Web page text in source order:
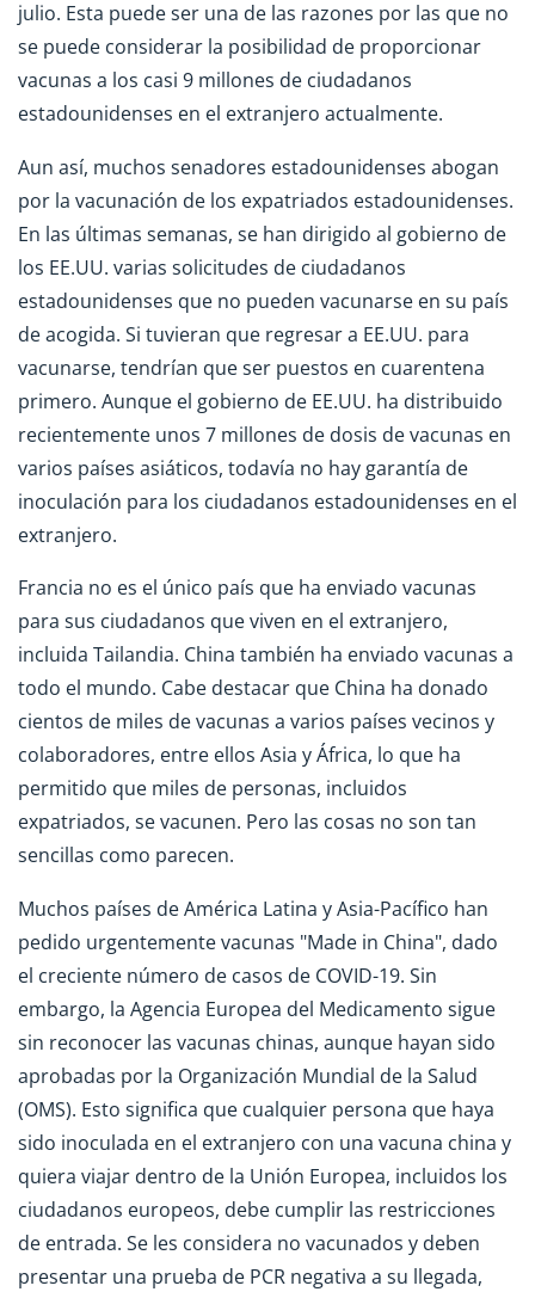
julio. Esta puede ser una de las razones por las que no
se puede considerar la posibilidad de proporcionar
vacunas a los casi 9 millones de ciudadanos
estadounidenses en el extranjero actualmente.
Aun así, muchos senadores estadounidenses abogan
por la vacunación de los expatriados estadounidenses.
En las últimas semanas, se han dirigido al gobierno de
los EE.UU. varias solicitudes de ciudadanos
estadounidenses que no pueden vacunarse en su país
de acogida. Si tuvieran que regresar a EE.UU. para
vacunarse, tendrían que ser puestos en cuarentena
primero. Aunque el gobierno de EE.UU. ha distribuido
recientemente unos 7 millones de dosis de vacunas en
varios países asiáticos, todavía no hay garantía de
inoculación para los ciudadanos estadounidenses en el
extranjero.
Francia no es el único país que ha enviado vacunas
para sus ciudadanos que viven en el extranjero,
incluida Tailandia. China también ha enviado vacunas a
todo el mundo. Cabe destacar que China ha donado
cientos de miles de vacunas a varios países vecinos y
colaboradores, entre ellos Asia y África, lo que ha
permitido que miles de personas, incluidos
expatriados, se vacunen. Pero las cosas no son tan
sencillas como parecen.
Muchos países de América Latina y Asia-Pacífico han
pedido urgentemente vacunas "Made in China", dado
el creciente número de casos de COVID-19. Sin
embargo, la Agencia Europea del Medicamento sigue
sin reconocer las vacunas chinas, aunque hayan sido
aprobadas por la Organización Mundial de la Salud
(OMS). Esto significa que cualquier persona que haya
sido inoculada en el extranjero con una vacuna china y
quiera viajar dentro de la Unión Europea, incluidos los
ciudadanos europeos, debe cumplir las restricciones
de entrada. Se les considera no vacunados y deben
presentar una prueba de PCR negativa a su llegada,